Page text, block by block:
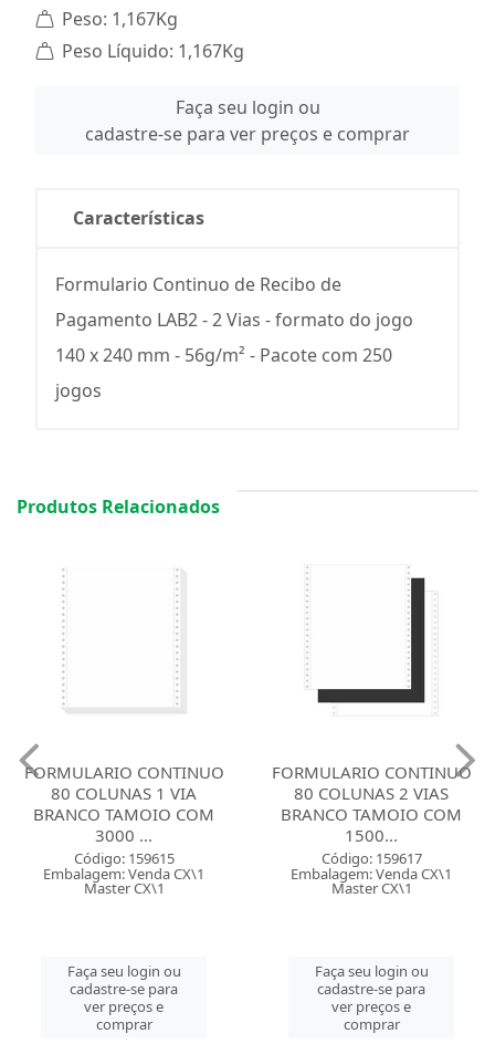
Peso: 1,167Kg
Peso Líquido: 1,167Kg
Faça seu login ou
cadastre-se para ver preços e comprar
Características
Formulario Continuo de Recibo de
Pagamento LAB2 - 2 Vias - formato do jogo
140 x 240 mm - 56g/m² - Pacote com 250
jogos
Produtos Relacionados
FORMULARIO CONTINUO
80 COLUNAS 1 VIA
BRANCO TAMOIO COM
3000 ...
Código: 159615
Embalagem: Venda CX\1
Master CX\1
Faça seu login ou
cadastre-se para
ver preços e
comprar
FORMULARIO CONTINUO
80 COLUNAS 2 VIAS
BRANCO TAMOIO COM
1500...
Código: 159617
Embalagem: Venda CX\1
Master CX\1
Faça seu login ou
cadastre-se para
ver preços e
comprar